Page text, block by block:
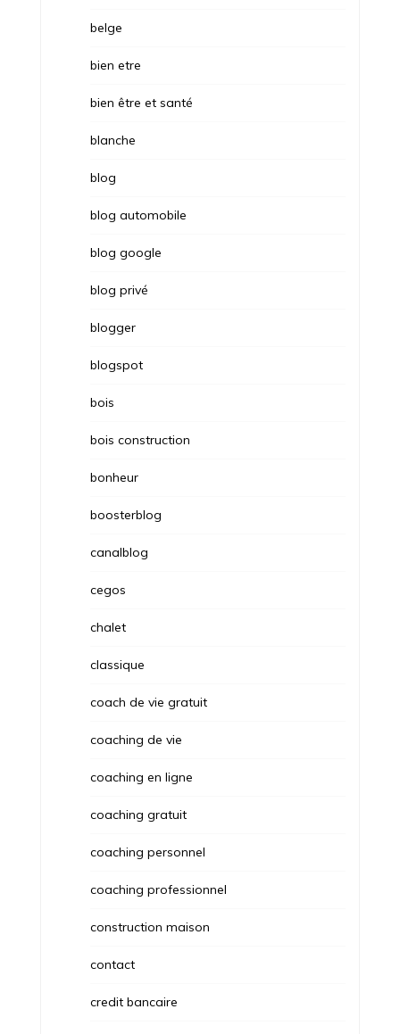
belge
bien etre
bien être et santé
blanche
blog
blog automobile
blog google
blog privé
blogger
blogspot
bois
bois construction
bonheur
boosterblog
canalblog
cegos
chalet
classique
coach de vie gratuit
coaching de vie
coaching en ligne
coaching gratuit
coaching personnel
coaching professionnel
construction maison
contact
credit bancaire